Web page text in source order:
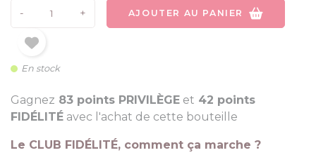
- + AJOUTER AU PANIER
En stock
Gagnez 83 points PRIVILÈGE et 42 points
FIDÉLITÉ avec l'achat de cette bouteille
Le CLUB FIDÉLITÉ, comment ça marche ?